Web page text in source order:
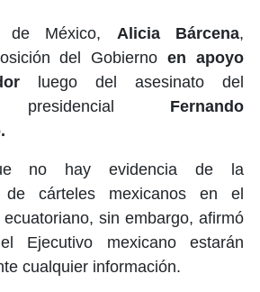
de México, Alicia Bárcena,
del Gobiernoen apoyo
luego del asesinato del
presidencial Fernando
no hay evidencia de la
de cárteles mexicanos en el
sin embargo, afirmó
Ejecutivo mexicano estarán
cualquier información.